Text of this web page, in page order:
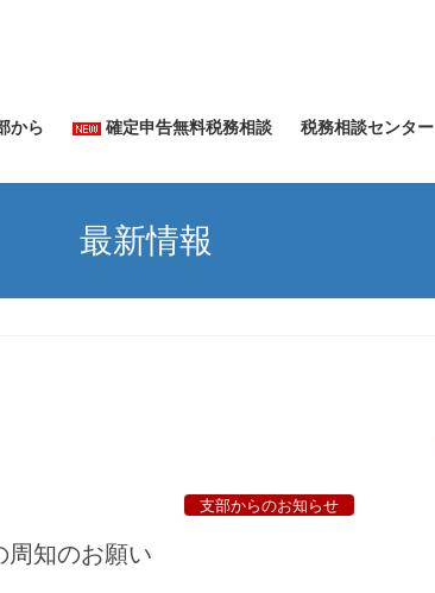
から 確定申告無料税務相談 税務相談センター
最新情報
支部からのお知らせ
周知のお願い